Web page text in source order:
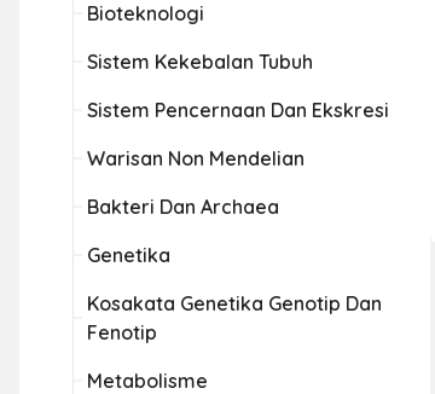
Bioteknologi
Sistem Kekebalan Tubuh
Sistem Pencernaan Dan Ekskresi
Warisan Non Mendelian
Bakteri Dan Archaea
Genetika
Kosakata Genetika Genotip Dan
Fenotip
Metabolisme